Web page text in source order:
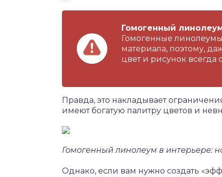
Гомогенный
Гомогенные
материала, поэтому,
цвет и рисунок всегда
Правда, это накладывает
имеют богатую палитру цветов и
Гомогенный линолеум в интерьере:
Однако, если вам нужно создать